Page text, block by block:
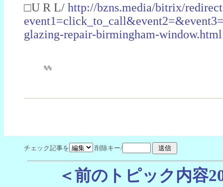
□U R L/ http://bzns.media/bitrix/
glazing-repair-birmingham-window.html
%%
チェック記事を 削除キー/
＜前のトピック内容